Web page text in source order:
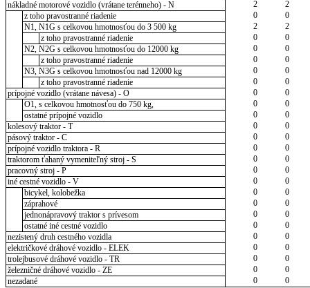
nákladné motorové vozidlo (vrátane terénneho) - N
2
2
z toho pravostranné riadenie
0
0
N1, N1G s celkovou hmotnosťou do 3 500 kg
2
2
z toho pravostranné riadenie
0
0
N2, N2G s celkovou hmotnosťou do 12000 kg
0
0
z toho pravostranné riadenie
0
0
N3, N3G s celkovou hmotnosťou nad 12000 kg
0
0
z toho pravostranné riadenie
0
0
prípojné vozidlo (vrátane návesa) - O
0
0
O1, s celkovou hmotnosťou do 750 kg,
0
0
ostatné prípojné vozidlo
0
0
kolesový traktor - T
0
0
pásový traktor - C
0
0
prípojné vozidlo traktora - R
0
0
traktorom ťahaný vymeniteľný stroj - S
0
0
pracovný stroj - P
0
0
iné cestné vozidlo - V
0
0
bicykel, kolobežka
0
0
záprahové
0
0
jednonápravový traktor s prívesom
0
0
ostatné iné cestné vozidlo
0
0
nezistený druh cestného vozidla
0
0
električkové dráhové vozidlo - ELEK
0
0
trolejbusové dráhové vozidlo - TR
0
0
železničné dráhové vozidlo - ZE
0
0
nezadané
0 0